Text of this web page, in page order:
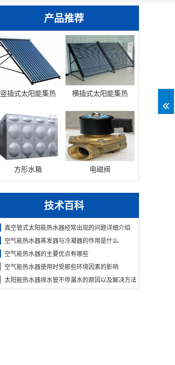
产品推荐
竖插式太阳能集热
横插式太阳能集热
方形水箱 电磁阀
技术百科
真空管式太阳能热水器经常出现的问题详细介绍
空气能热水器蒸发器与冷凝器的作用是什么
空气能热水器的主要优点有哪些
空气能热水器使用时受那些环境因素的影响
太阳能热水器排水管不停漏水的原因以及解决方法